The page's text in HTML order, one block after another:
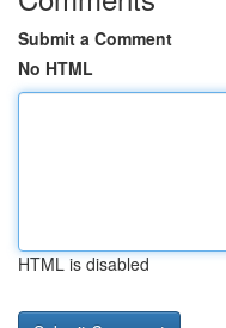
Submit a Comment
No HTML
HTML is disabled